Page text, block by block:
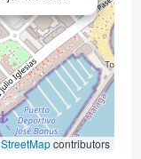
contributors